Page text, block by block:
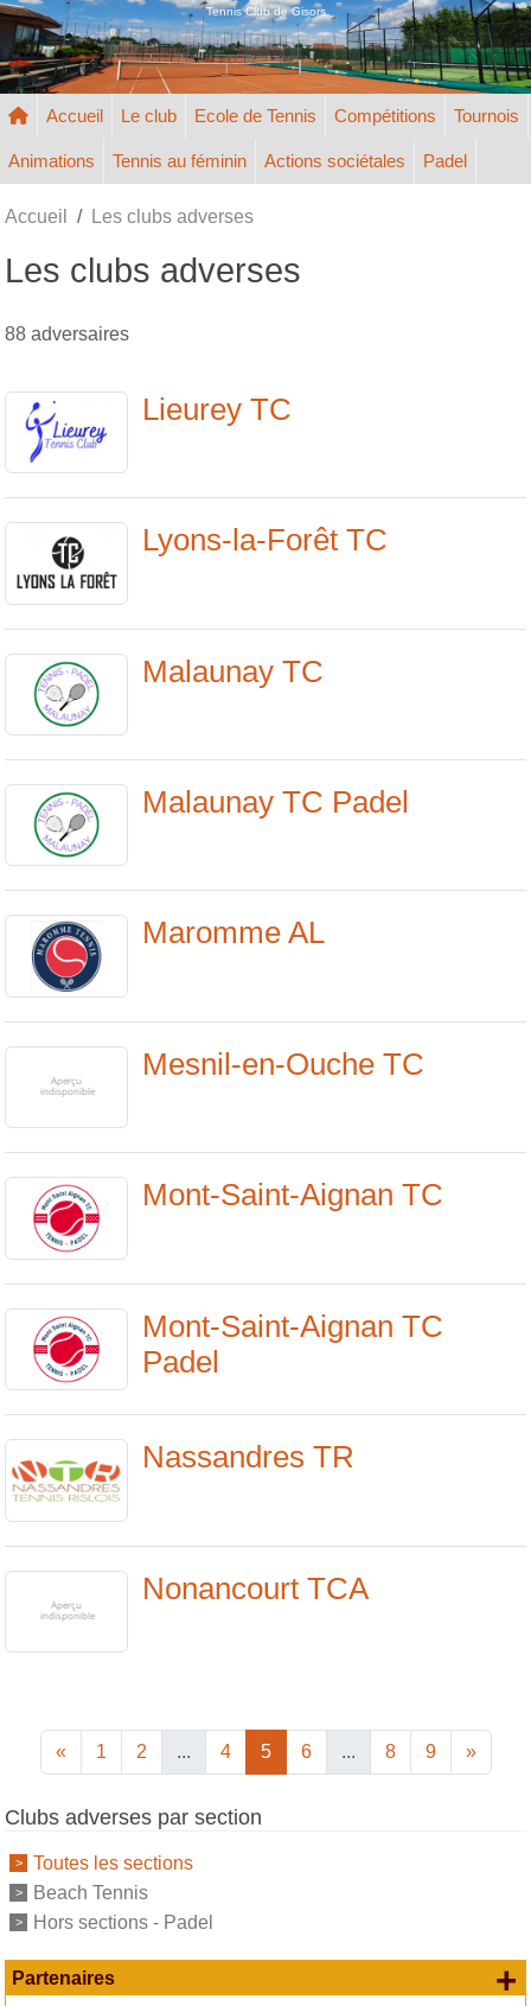
Tennis Club de Gisors
Accueil Le club Ecole de Tennis Compétitions Tournois
Animations Tennis au féminin Actions sociétales Padel
Accueil Les clubs adverses
Les clubs adverses
88 adversaires
Lieurey TC
Lyons-la-Forêt TC
Malaunay TC
Malaunay TC Padel
Maromme AL
Mesnil-en-Ouche TC
Mont-Saint-Aignan TC
Mont-Saint-Aignan TC
Padel
Nassandres TR
Nonancourt TCA
« 1 2 ... 4 5 6 ... 8 9 »
Clubs adverses par section
Toutes les sections
Beach Tennis
Hors sections - Padel
Partenaires +
Panneau de gestion des cookies